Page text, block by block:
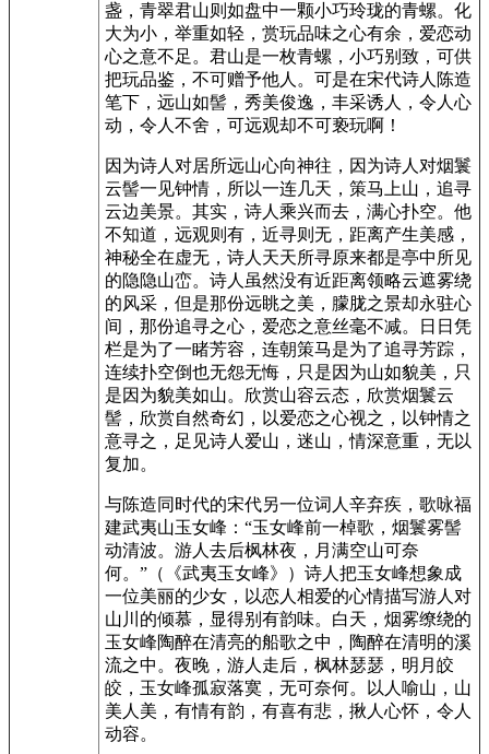
盏，青翠君山则如盘中一颗小巧玲珑的青螺。化
大为小，举重如轻，赏玩品味之心有余，爱恋动
心之意不足。君山是一枚青螺，小巧别致，可供
把玩品鉴，不可赠予他人。可是在宋代诗人陈造
笔下，远山如髻，秀美俊逸，丰采诱人，令人心
动，令人不舍，可远观却不可亵玩啊！
因为诗人对居所远山心向神往，因为诗人对烟鬟
云髻一见钟情，所以一连几天，策马上山，追寻
云边美景。其实，诗人乘兴而去，满心扑空。他
不知道，远观则有，近寻则无，距离产生美感，
神秘全在虚无，诗人天天所寻原来都是亭中所见
的隐隐山峦。诗人虽然没有近距离领略云遮雾绕
的风采，但是那份远眺之美，朦胧之景却永驻心
间，那份追寻之心，爱恋之意丝毫不减。日日凭
栏是为了一睹芳容，连朝策马是为了追寻芳踪，
连续扑空倒也无怨无悔，只是因为山如貌美，只
是因为貌美如山。欣赏山容云态，欣赏烟鬟云
髻，欣赏自然奇幻，以爱恋之心视之，以钟情之
意寻之，足见诗人爱山，迷山，情深意重，无以
复加。
与陈造同时代的宋代另一位词人辛弃疾，歌咏福
建武夷山玉女峰：“玉女峰前一棹歌，烟鬟雾髻
动清波。游人去后枫林夜，月满空山可奈
何。”（《武夷玉女峰》）诗人把玉女峰想象成
一位美丽的少女，以恋人相爱的心情描写游人对
山川的倾慕，显得别有韵味。白天，烟雾缭绕的
玉女峰陶醉在清亮的船歌之中，陶醉在清明的溪
流之中。夜晚，游人走后，枫林瑟瑟，明月皎
皎，玉女峰孤寂落寞，无可奈何。以人喻山，山
美人美，有情有韵，有喜有悲，揪人心怀，令人
动容。